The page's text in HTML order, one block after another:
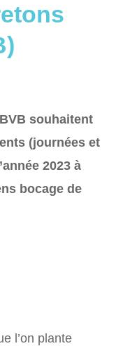
souhaitent
(journées et
2023 à
bocage de
l’on plante